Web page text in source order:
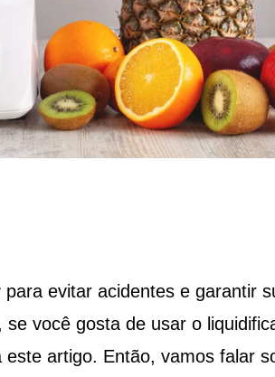
para evitar acidentes e garantir
você gosta de usar o
artigo. Então, vamos falar